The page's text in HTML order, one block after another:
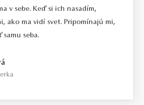
v sebe. Keď si ich nasadím,
ako ma vidí svet. Pripomínajú mi,
seba.